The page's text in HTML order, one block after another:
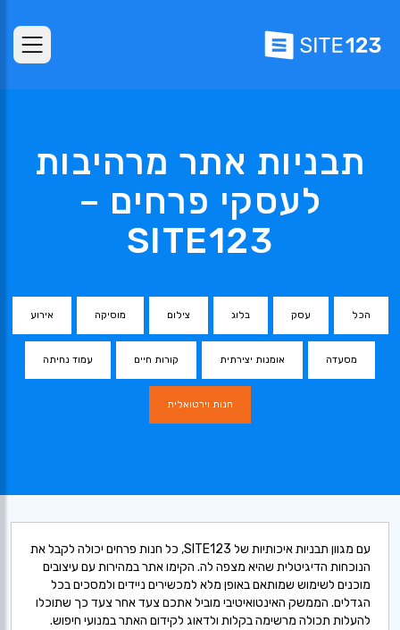
תבניות אתר מרהיבות
לעסקי פרחים –
SITE123
הכל עסק בלוג צילום מוסיקה אירוע
מסעדה אומנות יצירתית קורות חיים עמוד נחיתה
חנות וירטואלית
עם מגוון תבניות איכותיות של SITE123, כל חנות פרחים יכולה לקבל את
הנוכחות הדיגיטלית שהיא מצפה לה. הקימו אתר במהירות עם עיצובים
מוכנים לשימוש שמותאם באופן מלא למכשירים ניידים ולמסכים בכל
הגדלים. הממשק האינטואיטיבי מוביל אתכם צעד אחר צעד כך שתוכלו
להעלות תכולה מרשימה בקלות ולדאוג לקידום האתר במנועי חיפוש.